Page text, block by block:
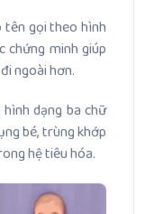
gọi theo hình
chứng minh giúp
ngoài hơn.
dạng ba chữ
bé, trùng khớp
hệ tiêu hóa.